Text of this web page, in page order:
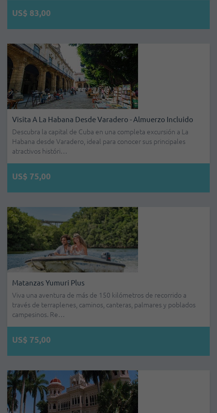
US$ 83,00
Visita A La Habana Desde Varadero - Almuerzo Incluido
Descubra la capital de Cuba en una completa excursión a La
Habana desde Varadero, ideal para conocer sus principales
atractivos históri…
US$ 75,00
Matanzas Yumuri Plus
Viva una aventura de más de 150 kilómetros de recorrido a
través de terraplenes, caminos, canteras, palmares y poblados
campesinos. Re…
US$ 75,00